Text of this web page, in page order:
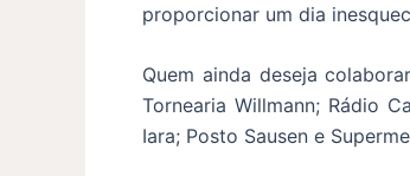
proporcionar um dia
Quem ainda deseja
Tornearia Willmann; Rádio
Iara; Posto Sausen e